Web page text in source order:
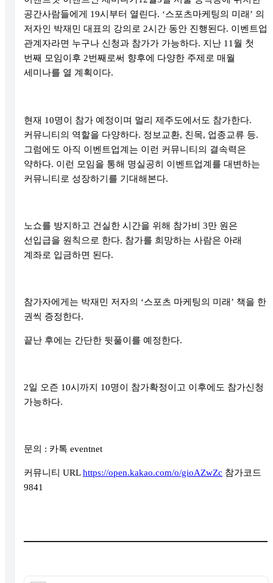
공간사람들에게 19시부터 열린다. ‘스포츠마케팅의 미래 ’ 의
저자인 박재민 대표의 강의로 2시간 동안 진행된다. 이벤트업
관계자라면 누구나 신청과 참가가 가능하다. 지난 11 월 첫
번째 모임이후 2번째로써 향후에 다양한 주제로 매월
세미나를 열 계획이다.
현재 10명이 참가 예정이며 멀리 제주도에서도 참가한다.
커뮤니티의 역할을 다양하다. 정보교환, 친목, 업종교류 등.
그럼에도 아직 이벤트업계는 이런 커뮤니티의 결속력은
약하다. 이런 모임을 통해 명실공히 이벤트업계를 대변하는
커뮤니티로 성장하기를 기대해본다.
노쇼를 방지하고 건실한 시간을 위해 참가비 3만 원은
선입급을 원칙으로 한다. 참가를 희망하는 사람은 아래
계좌로 입금하면 된다.
참가자에게는 박재민 저자의 ‘스포츠 마케팅의 미래 ’ 책을 한
권씩 증정한다.
끝난 후에는 간단한 뒷풀이를 예정한다.
2일 오즌 10시까지 10명이 참가확정이고 이후에도 참가신청
가능하다.
문의 : 카톡 eventnet
커뮤니티 URLhttps://open.kakao.com/o/gioAZwZc 참가코드
9841